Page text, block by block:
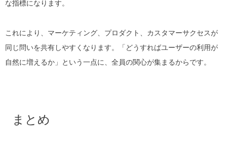
な指標になります。
これにより、マーケティング、プロダクト、カスタマーサクセスが
同じ問いを共有しやすくなります。「どうすればユーザーの利用が
自然に増えるか」という一点に、全員の関心が集まるからです。
まとめ